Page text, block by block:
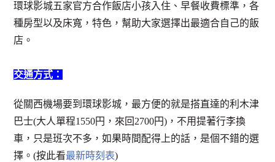
環球影城五家官方合作飯店小孩入住、早餐收費標準，各
種房型以及床寬，特色，幫助大家選擇出最適合自己的飯
店。
交通方式：
從關西機場要到環球影城，最方便的就是搭直達的利木津
巴士(大人單程1550円，來回2700円)，不用提著行李換
車，只是班次不多，如果時間配得上的話，是個不錯的選
擇。(按此看最新時刻表)